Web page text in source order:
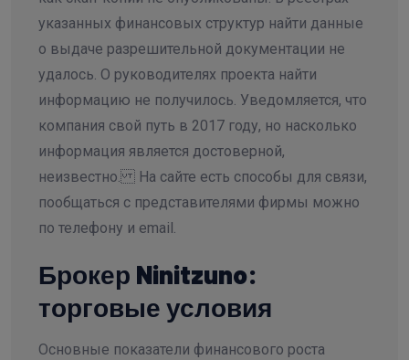
указанных финансовых структур найти данные
о выдаче разрешительной документации не
удалось. О руководителях проекта найти
информацию не получилось. Уведомляется, что
компания свой путь в 2017 году, но насколько
информация является достоверной,
неизвестно. На сайте есть способы для связи,
пообщаться с представителями фирмы можно
по телефону и email.
Брокер Ninitzuno:
торговые условия
Основные показатели финансового роста